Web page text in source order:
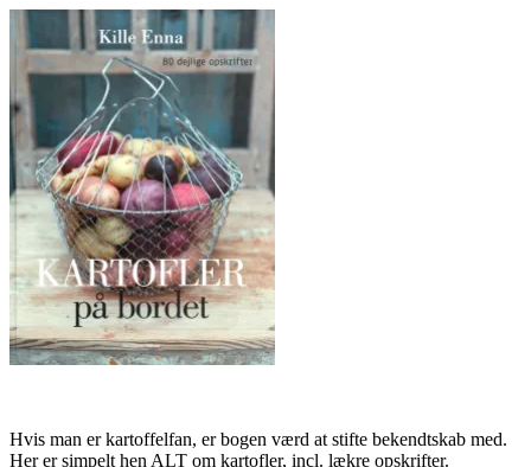
Hvis man er kartoffelfan, er bogen værd at stifte bekendtskab med.
Her er simpelt hen ALT om kartofler, incl. lækre opskrifter.